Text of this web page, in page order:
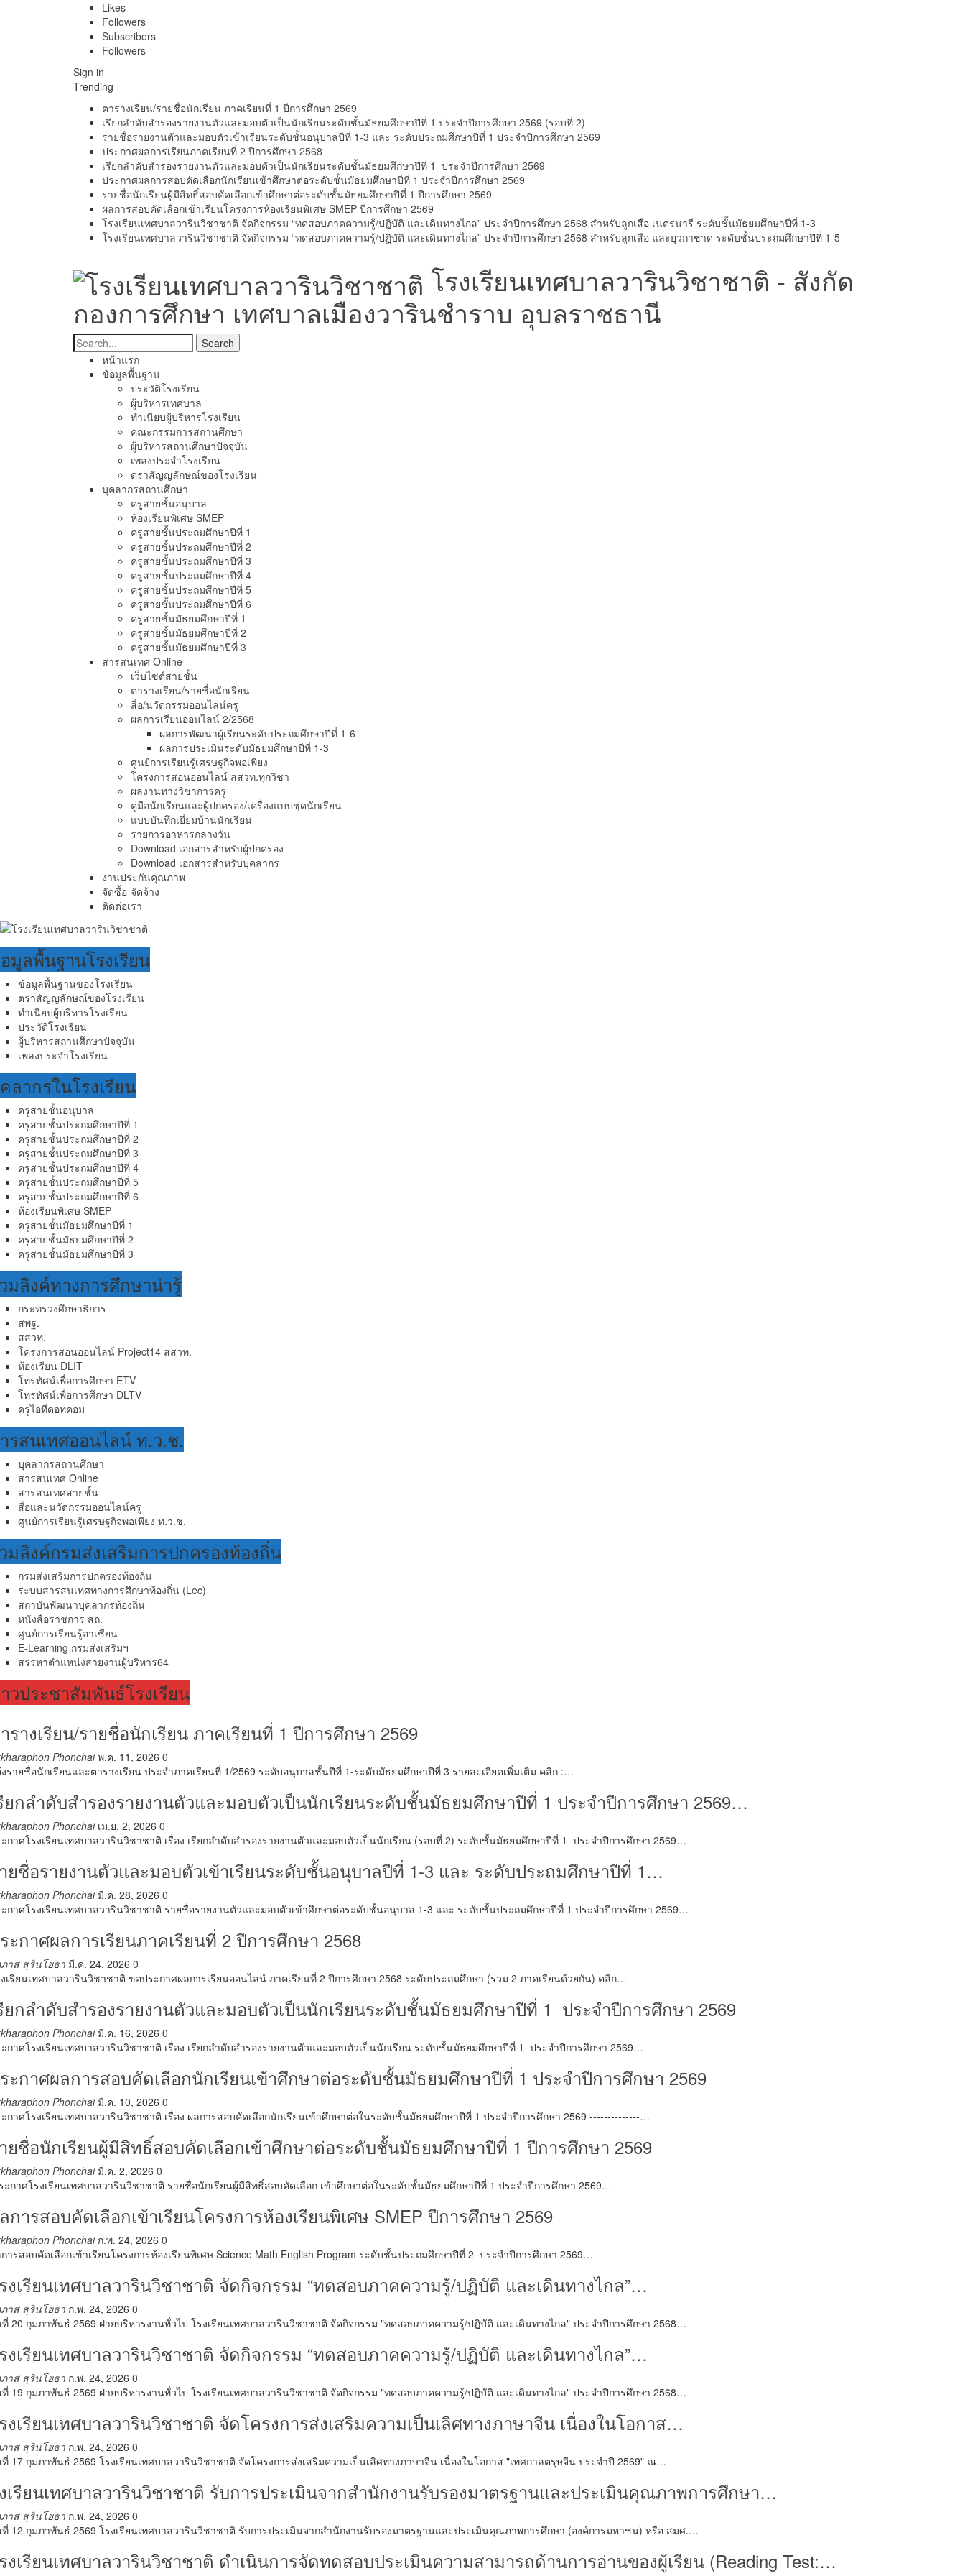
Likes
Followers
Subscribers
Followers
Sign in
Trending
ตารางเรียน/รายชื่อนักเรียน ภาคเรียนที่ 1 ปีการศึกษา 2569
เรียกลำดับสำรองรายงานตัวและมอบตัวเป็นนักเรียนระดับชั้นมัธยมศึกษาปีที่ 1 ประจำปีการศึกษา 2569 (รอบที่ 2)
รายชื่อรายงานตัวและมอบตัวเข้าเรียนระดับชั้นอนุบาลปีที่ 1-3 และ ระดับประถมศึกษาปีที่ 1 ประจำปีการศึกษา 2569
ประกาศผลการเรียนภาคเรียนที่ 2 ปีการศึกษา 2568
เรียกลำดับสำรองรายงานตัวและมอบตัวเป็นนักเรียนระดับชั้นมัธยมศึกษาปีที่ 1 ประจำปีการศึกษา 2569
ประกาศผลการสอบคัดเลือกนักเรียนเข้าศึกษาต่อระดับชั้นมัธยมศึกษาปีที่ 1 ประจำปีการศึกษา 2569
รายชื่อนักเรียนผู้มีสิทธิ์สอบคัดเลือกเข้าศึกษาต่อระดับชั้นมัธยมศึกษาปีที่ 1 ปีการศึกษา 2569
ผลการสอบคัดเลือกเข้าเรียนโครงการห้องเรียนพิเศษ SMEP ปีการศึกษา 2569
โรงเรียนเทศบาลวารินวิชาชาติ จัดกิจกรรม “ทดสอบภาคความรู้/ปฏิบัติ และเดินทางไกล” ประจำปีการศึกษา 2568 สำหรับลูกเสือ เนตรนารี ระดับชั้นมัธยมศึกษาปีที่ 1-3
โรงเรียนเทศบาลวารินวิชาชาติ จัดกิจกรรม “ทดสอบภาคความรู้/ปฏิบัติ และเดินทางไกล” ประจำปีการศึกษา 2568 สำหรับลูกเสือ และยุวกาชาด ระดับชั้นประถมศึกษาปีที่ 1-5
โรงเรียนเทศบาลวารินวิชาชาติ - สังกัด
กองการศึกษา เทศบาลเมืองวารินชำราบ อุบลราชธานี
หน้าแรก
ข้อมูลพื้นฐาน
ประวัติโรงเรียน
ผู้บริหารเทศบาล
ทำเนียบผู้บริหารโรงเรียน
คณะกรรมการสถานศึกษา
ผู้บริหารสถานศึกษาปัจจุบัน
เพลงประจำโรงเรียน
ตราสัญญลักษณ์ของโรงเรียน
บุคลากรสถานศึกษา
ครูสายชั้นอนุบาล
ห้องเรียนพิเศษ SMEP
ครูสายชั้นประถมศึกษาปีที่ 1
ครูสายชั้นประถมศึกษาปีที่ 2
ครูสายชั้นประถมศึกษาปีที่ 3
ครูสายชั้นประถมศึกษาปีที่ 4
ครูสายชั้นประถมศึกษาปีที่ 5
ครูสายชั้นประถมศึกษาปีที่ 6
ครูสายชั้นมัธยมศึกษาปีที่ 1
ครูสายชั้นมัธยมศึกษาปีที่ 2
ครูสายชั้นมัธยมศึกษาปีที่ 3
สารสนเทศ Online
เว็บไซต์สายชั้น
ตารางเรียน/รายชื่อนักเรียน
สื่อ/นวัตกรรมออนไลน์ครู
ผลการเรียนออนไลน์ 2/2568
ผลการพัฒนาผู้เรียนระดับประถมศึกษาปีที่ 1-6
ผลการประเมินระดับมัธยมศึกษาปีที่ 1-3
ศูนย์การเรียนรู้เศรษฐกิจพอเพียง
โครงการสอนออนไลน์ สสวท.ทุกวิชา
ผลงานทางวิชาการครู
คู่มือนักเรียนและผู้ปกครอง/เครื่องแบบชุดนักเรียน
แบบบันทึกเยี่ยมบ้านนักเรียน
รายการอาหารกลางวัน
Download เอกสารสำหรับผู้ปกครอง
Download เอกสารสำหรับบุคลากร
งานประกันคุณภาพ
จัดซื้อ-จัดจ้าง
ติดต่อเรา
มูลพื้นฐานโรงเรียน
ข้อมูลพื้นฐานของโรงเรียน
ตราสัญญลักษณ์ของโรงเรียน
ทำเนียบผู้บริหารโรงเรียน
ประวัติโรงเรียน
ผู้บริหารสถานศึกษาปัจจุบัน
เพลงประจำโรงเรียน
ลากรในโรงเรียน
ครูสายชั้นอนุบาล
ครูสายชั้นประถมศึกษาปีที่ 1
ครูสายชั้นประถมศึกษาปีที่ 2
ครูสายชั้นประถมศึกษาปีที่ 3
ครูสายชั้นประถมศึกษาปีที่ 4
ครูสายชั้นประถมศึกษาปีที่ 5
ครูสายชั้นประถมศึกษาปีที่ 6
ห้องเรียนพิเศษ SMEP
ครูสายชั้นมัธยมศึกษาปีที่ 1
ครูสายชั้นมัธยมศึกษาปีที่ 2
ครูสายชั้นมัธยมศึกษาปีที่ 3
มลิงค์ทางการศึกษาน่ารู้
กระทรวงศึกษาธิการ
สพฐ.
สสวท.
โครงการสอนออนไลน์ Project14 สสวท.
ห้องเรียน DLIT
โทรทัศน์เพื่อการศึกษา ETV
โทรทัศน์เพื่อการศึกษา DLTV
ครูไอทีดอทคอม
รสนเทศออนไลน์ ท.ว.ช.
บุคลากรสถานศึกษา
สารสนเทศ Online
สารสนเทศสายชั้น
สื่อและนวัตกรรมออนไลน์ครู
ศูนย์การเรียนรู้เศรษฐกิจพอเพียง ท.ว.ช.
มลิงค์กรมส่งเสริมการปกครองท้องถิ่น
กรมส่งเสริมการปกครองท้องถิ่น
ระบบสารสนเทศทางการศึกษาท้องถิ่น (Lec)
สถาบันพัฒนาบุคลากรท้องถิ่น
หนังสือราชการ สถ.
ศูนย์การเรียนรู้อาเซียน
E-Learning กรมส่งเสริมฯ
สรรหาตำแหน่งสายงานผู้บริหาร64
วประชาสัมพันธ์โรงเรียน
รางเรียน/รายชื่อนักเรียน ภาคเรียนที่ 1 ปีการศึกษา 2569
Phonchaiพ.ค. 11, 2026 0
รายชื่อนักเรียนและตารางเรียน ประจำภาคเรียนที่ 1/2569 ระดับอนุบาลชั้นปีที่ 1-ระดับมัธยมศึกษาปีที่ 3 รายละเอียดเพิ่มเติม คลิก :…
ยกลำดับสำรองรายงานตัวและมอบตัวเป็นนักเรียนระดับชั้นมัธยมศึกษาปีที่ 1 ประจำปีการศึกษา 2569…
Phonchai เม.ย. 2, 2026 0
กาศโรงเรียนเทศบาลวารินวิชาชาติ เรื่อง เรียกลำดับสำรองรายงานตัวและมอบตัวเป็นนักเรียน (รอบที่ 2) ระดับชั้นมัธยมศึกษาปีที่ 1 ประจำปีการศึกษา 2569…
ยชื่อรายงานตัวและมอบตัวเข้าเรียนระดับชั้นอนุบาลปีที่ 1-3 และ ระดับประถมศึกษาปีที่ 1…
Phonchai มี.ค. 28, 2026 0
กาศโรงเรียนเทศบาลวารินวิชาชาติ รายชื่อรายงานตัวและมอบตัวเข้าศึกษาต่อระดับชั้นอนุบาล 1-3 และ ระดับชั้นประถมศึกษาปีที่ 1 ประจำปีการศึกษา 2569…
ะกาศผลการเรียนภาคเรียนที่ 2 ปีการศึกษา 2568
าส สุรินโยธา มี.ค. 24, 2026 0
เรียนเทศบาลวารินวิชาชาติ ขอประกาศผลการเรียนออนไลน์ ภาคเรียนที่ 2 ปีการศึกษา 2568 ระดับประถมศึกษา (รวม 2 ภาคเรียนด้วยกัน) คลิก…
ยกลำดับสำรองรายงานตัวและมอบตัวเป็นนักเรียนระดับชั้นมัธยมศึกษาปีที่ 1 ประจำปีการศึกษา 2569
Phonchai มี.ค. 16, 2026 0
กาศโรงเรียนเทศบาลวารินวิชาชาติ เรื่อง เรียกลำดับสำรองรายงานตัวและมอบตัวเป็นนักเรียน ระดับชั้นมัธยมศึกษาปีที่ 1 ประจำปีการศึกษา 2569…
ะกาศผลการสอบคัดเลือกนักเรียนเข้าศึกษาต่อระดับชั้นมัธยมศึกษาปีที่ 1 ประจำปีการศึกษา 2569
Phonchai มี.ค. 10, 2026 0
กาศโรงเรียนเทศบาลวารินวิชาชาติ เรื่อง ผลการสอบคัดเลือกนักเรียนเข้าศึกษาต่อในระดับชั้นมัธยมศึกษาปีที่ 1 ประจำปีการศึกษา 2569 --------------…
ยชื่อนักเรียนผู้มีสิทธิ์สอบคัดเลือกเข้าศึกษาต่อระดับชั้นมัธยมศึกษาปีที่ 1 ปีการศึกษา 2569
Phonchai มี.ค. 2, 2026 0
กาศโรงเรียนเทศบาลวารินวิชาชาติ รายชื่อนักเรียนผู้มีสิทธิ์สอบคัดเลือก เข้าศึกษาต่อในระดับชั้นมัธยมศึกษาปีที่ 1 ประจำปีการศึกษา 2569…
การสอบคัดเลือกเข้าเรียนโครงการห้องเรียนพิเศษ SMEP ปีการศึกษา 2569
Phonchai ก.พ. 24, 2026 0
ารสอบคัดเลือกเข้าเรียนโครงการห้องเรียนพิเศษ Science Math English Program ระดับชั้นประถมศึกษาปีที่ 2 ประจำปีการศึกษา 2569…
งเรียนเทศบาลวารินวิชาชาติ จัดกิจกรรม “ทดสอบภาคความรู้/ปฏิบัติ และเดินทางไกล”…
าส สุรินโยธา ก.พ. 24, 2026 0
20 กุมภาพันธ์ 2569 ฝ่ายบริหารงานทั่วไป โรงเรียนเทศบาลวารินวิชาชาติ จัดกิจกรรม "ทดสอบภาคความรู้/ปฏิบัติ และเดินทางไกล" ประจำปีการศึกษา 2568…
งเรียนเทศบาลวารินวิชาชาติ จัดกิจกรรม “ทดสอบภาคความรู้/ปฏิบัติ และเดินทางไกล”…
าส สุรินโยธา ก.พ. 24, 2026 0
19 กุมภาพันธ์ 2569 ฝ่ายบริหารงานทั่วไป โรงเรียนเทศบาลวารินวิชาชาติ จัดกิจกรรม "ทดสอบภาคความรู้/ปฏิบัติ และเดินทางไกล" ประจำปีการศึกษา 2568…
งเรียนเทศบาลวารินวิชาชาติ จัดโครงการส่งเสริมความเป็นเลิศทางภาษาจีน เนื่องในโอกาส…
าส สุรินโยธา ก.พ. 24, 2026 0
17 กุมภาพันธ์ 2569 โรงเรียนเทศบาลวารินวิชาชาติ จัดโครงการส่งเสริมความเป็นเลิศทางภาษาจีน เนื่องในโอกาส "เทศกาลตรุษจีน ประจำปี 2569" ณ…
เรียนเทศบาลวารินวิชาชาติ รับการประเมินจากสำนักงานรับรองมาตรฐานและประเมินคุณภาพการศึกษา…
าส สุรินโยธา ก.พ. 24, 2026 0
12 กุมภาพันธ์ 2569 โรงเรียนเทศบาลวารินวิชาชาติ รับการประเมินจากสำนักงานรับรองมาตรฐานและประเมินคุณภาพการศึกษา (องค์การมหาชน) หรือ สมศ.…
งเรียนเทศบาลวารินวิชาชาติ ดำเนินการจัดทดสอบประเมินความสามารถด้านการอ่านของผู้เรียน (Reading Test:…